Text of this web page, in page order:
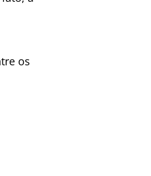
os